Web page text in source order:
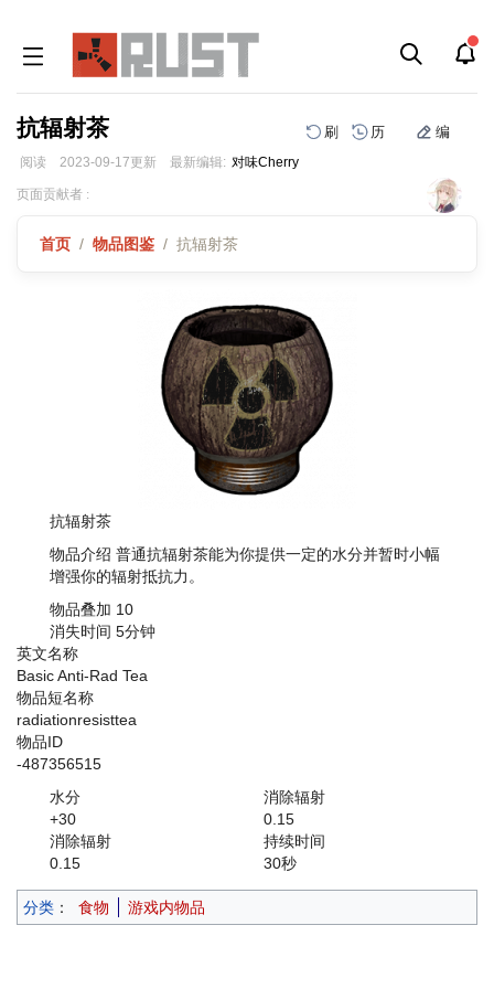
抗辐射茶 刷 历 编
阅读 2023-09-17更新 最新编辑: 对味Cherry
跳
跳
页面贡献者 :
首页 物品图鉴 抗辐射茶
抗辐射茶
物品介绍 普通抗辐射茶能为你提供一定的水分并暂时小幅
增强你的辐射抵抗力。
物品叠加 10
消失时间 5分钟
英文名称
Basic Anti-Rad Tea
物品短名称
radiationresisttea
物品ID
-487356515
水分
+30
消除辐射
0.15
消除辐射
0.15
持续时间
30秒
分类 ： 食物 游戏内物品